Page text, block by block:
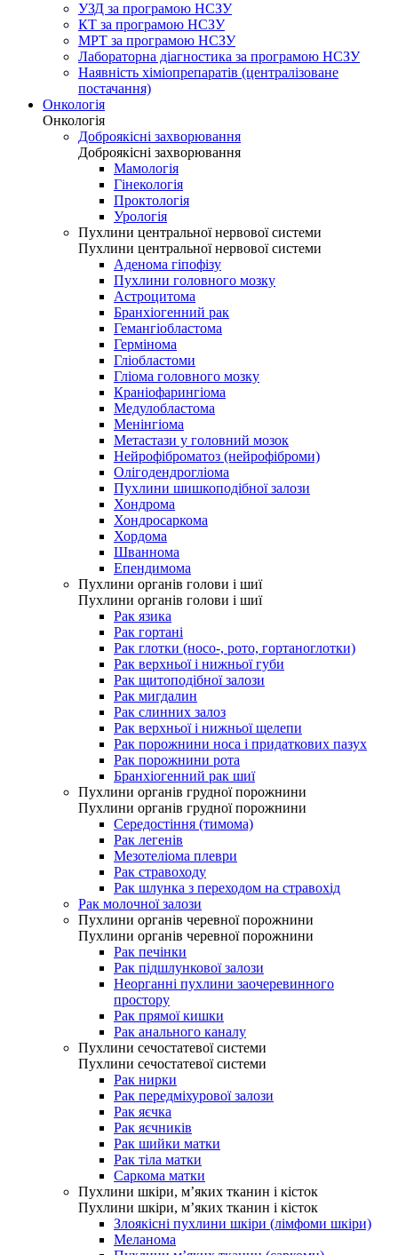
УЗД за програмою НСЗУ
КТ за програмою НСЗУ
МРТ за програмою НСЗУ
Лабораторна діагностика за програмою НСЗУ
Наявність хіміопрепаратів (централізоване
постачання)
Онкологія
Онкологія
Доброякісні захворювання
Доброякісні захворювання
Мамологія
Гінекологія
Проктологія
Урологія
Пухлини центральної нервової системи
Пухлини центральної нервової системи
Аденома гіпофізу
Пухлини головного мозку
Астроцитома
Бранхіогенний рак
Гемангіобластома
Гермінома
Гліобластоми
Гліома головного мозку
Краніофарингіома
Медулобластома
Менінгіома
Метастази у головний мозок
Нейрофіброматоз (нейрофіброми)
Олігодендрогліома
Пухлини шишкоподібної залози
Хондрома
Хондросаркома
Хордома
Шваннома
Епендимома
Пухлини органів голови і шиї
Пухлини органів голови і шиї
Рак язика
Рак гортані
Рак глотки (носо-, рото, гортаноглотки)
Рак верхньої і нижньої губи
Рак щитоподібної залози
Рак мигдалин
Рак слинних залоз
Рак верхньої і нижньої щелепи
Рак порожнини носа і придаткових пазух
Рак порожнини рота
Бранхіогенний рак шиї
Пухлини органів грудної порожнини
Пухлини органів грудної порожнини
Середостіння (тимома)
Рак легенів
Мезотеліома плеври
Рак стравоходу
Рак шлунка з переходом на стравохід
Рак молочної залози
Пухлини органів черевної порожнини
Пухлини органів черевної порожнини
Рак печінки
Рак підшлункової залози
Неорганні пухлини заочеревинного
простору
Рак прямої кишки
Рак анального каналу
Пухлини сечостатевої системи
Пухлини сечостатевої системи
Рак нирки
Рак передміхурової залози
Рак яєчка
Рак яєчників
Рак шийки матки
Рак тіла матки
Саркома матки
Пухлини шкіри, м’яких тканин і кісток
Пухлини шкіри, м’яких тканин і кісток
Злоякісні пухлини шкіри (лімфоми шкіри)
Меланома